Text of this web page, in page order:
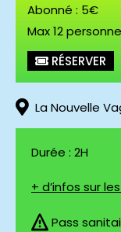
Abonné : 5€
Max 12
RÉSERVER
La Nouvelle
Durée : 2H
+ d’infos sur
Pass